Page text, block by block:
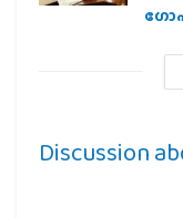
Discussion